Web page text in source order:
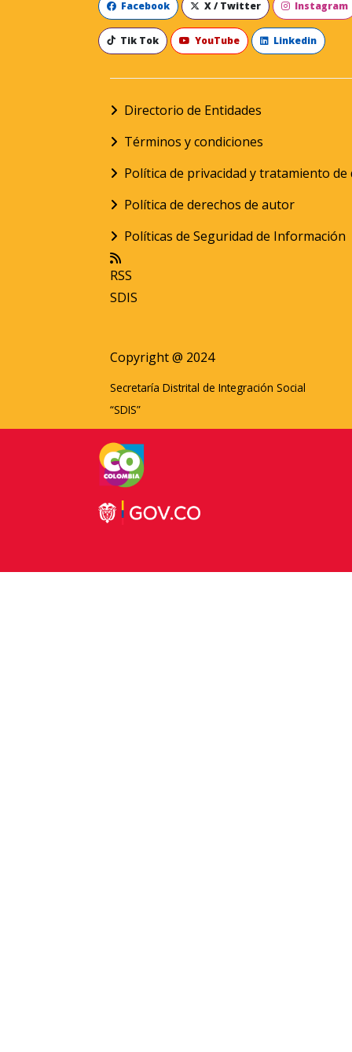
Facebook X / Twitter Instagram
Tik Tok YouTube Linkedin
Directorio de Entidades
Términos y condiciones
Política de privacidad y tratamiento
Política de derechos de autor
Políticas de Seguridad de Información
RSS
SDIS
Copyright @ 2024
Secretaría Distrital de Integración Social
“SDIS”